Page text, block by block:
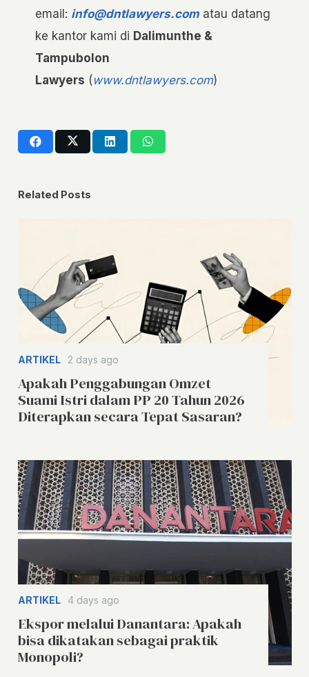
email: info@dntlawyers.com atau datang
ke kantor kami di Dalimunthe &
Tampubolon
Lawyers ( www.dntlawyers.com)
Related Posts
ARTIKEL 2 days ago
Apakah Penggabungan Omzet
Suami Istri dalam PP 20 Tahun 2026
Diterapkan secara Tepat Sasaran?
ARTIKEL 4 days ago
Ekspor melalui Danantara: Apakah
bisa dikatakan sebagai praktik
Monopoli?